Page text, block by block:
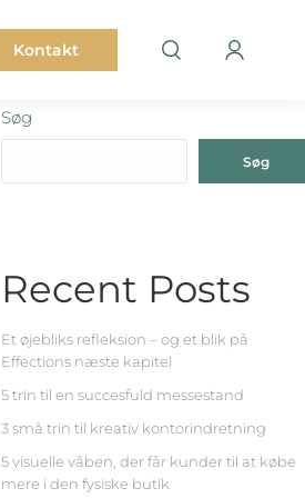
Kontakt
Søg
Søg
Recent Posts
Et øjebliks refleksion – og et blik på
Effections næste kapitel
5 trin til en succesfuld messestand
3 små trin til kreativ kontorindretning
5 visuelle våben, der får kunder til at købe
mere i den fysiske butik